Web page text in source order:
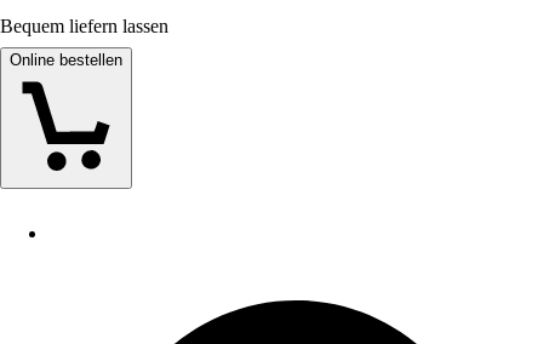
Bequem liefern lassen
Online bestellen